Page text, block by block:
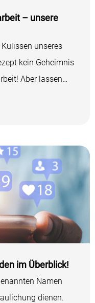
– unsere
unseres
kein Geheimnis
Aber lassen
im Überblick!
Namen
dienen.